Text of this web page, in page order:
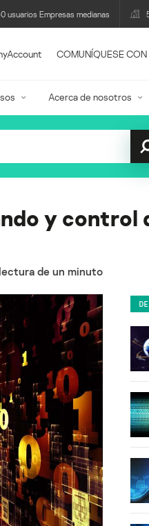
usuarios Empresas medianas
COMUNÍQUESE
Acerca de nosotros
y control
de un minuto